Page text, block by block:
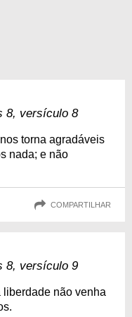
8, versículo 8
torna agradáveis
nada; e não
COMPARTILHAR
8, versículo 9
não venha